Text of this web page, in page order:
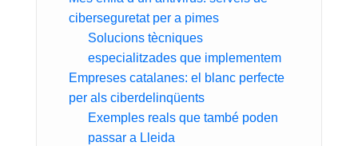
ciberseguretat per a pimes
Solucions tècniques
especialitzades que implementem
Empreses catalanes: el blanc perfecte
per als ciberdelinqüents
Exemples reals que també poden
passar a Lleida